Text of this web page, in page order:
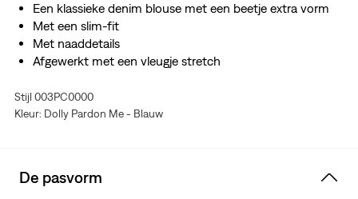
Een klassieke denim blouse met een beetje extra vorm
Met een slim-fit
Met naaddetails
Afgewerkt met een vleugje stretch
Stijl 003PC0000
Kleur: Dolly Pardon Me - Blauw
De pasvorm